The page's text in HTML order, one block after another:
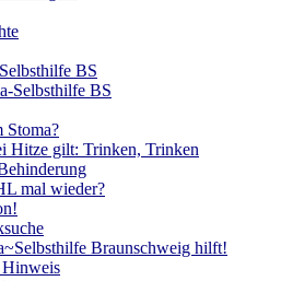
BS
Selbsthilfe BS
Stoma?
Hitze gilt: Trinken, Trinken
mal wieder?
Braunschweig hilft!